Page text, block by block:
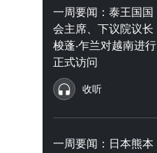
一周要闻：泰王国国
会主席、下议院议长
梭蓬·乍兰对越南进行
正式访问
收听
一周要闻：日本熊本